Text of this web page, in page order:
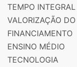
TEMPO INTEGRAL
VALORIZAÇÃO DO
FINANCIAMENTO
ENSINO MÉDIO
TECNOLOGIA